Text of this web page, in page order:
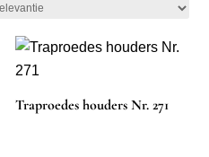
Traproedes houders Nr. 271